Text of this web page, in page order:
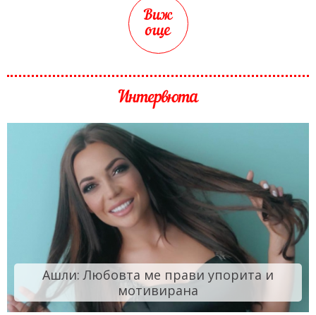
Виж
още
Интервюта
Ашли: Любовта ме прави упорита и
мотивирана